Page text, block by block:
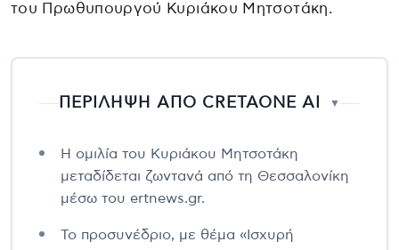
του Πρωθυπουργού Κυριάκου Μητσοτάκη.
ΠΕΡΙΛΗΨΗ ΑΠΟ CRETAONE AI ▼
Η ομιλία του Κυριάκου Μητσοτάκη
μεταδίδεται ζωντανά από τη Θεσσαλονίκη
μέσω του ertnews.gr.
Το προσυνέδριο, με θέμα «Ισχυρή